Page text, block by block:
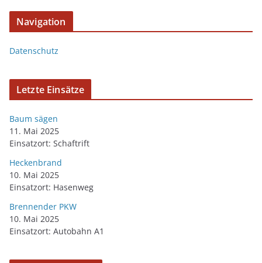
Navigation
Datenschutz
Letzte Einsätze
Baum sägen
11. Mai 2025
Einsatzort: Schaftrift
Heckenbrand
10. Mai 2025
Einsatzort: Hasenweg
Brennender PKW
10. Mai 2025
Einsatzort: Autobahn A1